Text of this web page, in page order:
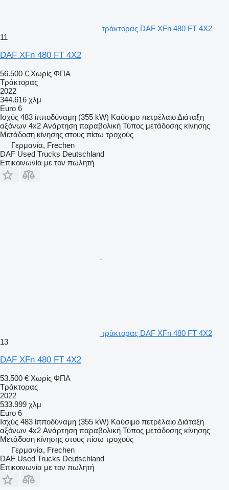
τράκτορας DAF XFn 480 FT 4X2
11
DAF XFn 480 FT 4X2
56.500 € Χωρίς ΦΠΑ
Τράκτορας
2022
344.616 χλμ
Euro 6
Ισχύς 483 ίπποδύναμη (355 kW) Καύσιμο πετρέλαιοΔιάταξη
αξόνων 4x2 Ανάρτηση παραβολική Τύπος μετάδοσης κίνησης
Μετάδοση κίνησης στους πίσω τροχούς
Γερμανία, Frechen
DAF Used Trucks Deutschland
Επικοινωνία με τον πωλητή
τράκτορας DAF XFn 480 FT 4X2
13
DAF XFn 480 FT 4X2
53.500 € Χωρίς ΦΠΑ
Τράκτορας
2022
533.999 χλμ
Euro 6
Ισχύς 483 ίπποδύναμη (355 kW) Καύσιμο πετρέλαιοΔιάταξη
αξόνων 4x2 Ανάρτηση παραβολική Τύπος μετάδοσης κίνησης
Μετάδοση κίνησης στους πίσω τροχούς
Γερμανία, Frechen
DAF Used Trucks Deutschland
Επικοινωνία με τον πωλητή